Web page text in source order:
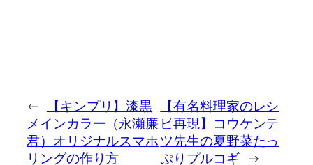
←
【キンプリ】漆黒
メインカラー（永瀬廉
君）オリジナルスマホ
リングの作り方
【有名料理家のレシ
ピ再現】コウケンテ
ツ先生の夏野菜たっ
ぷりプルコギ →